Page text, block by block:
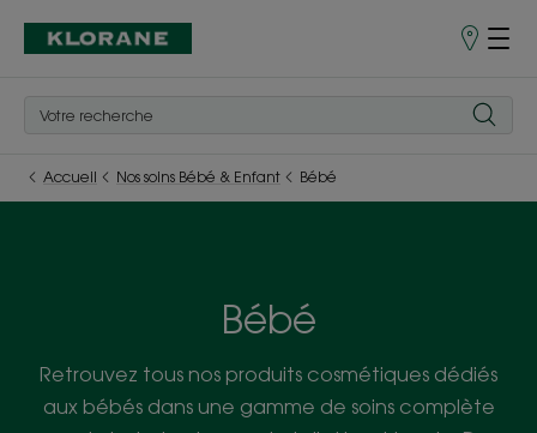
Points
Accueil Nos soins Bébé & Enfant Bébé
Bébé
Retrouvez tous nos produits cosmétiques dédiés
aux bébés dans une gamme de soins complète